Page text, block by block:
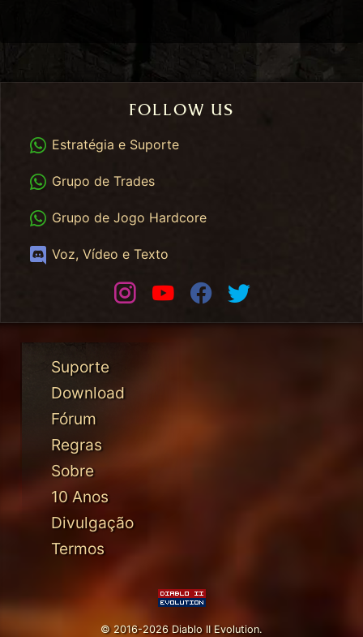
FOLLOW US
WhatsApp
Estratégia e Suporte
WhatsApp Trades
Grupo de Trades
WhatsApp HC
Grupo de Jogo Hardcore
Discord
Voz, Vídeo e Texto
InstagramYoutubeFacebook
Suporte
Download
Fórum
Regras
Sobre
10 Anos
Divulgação
Termos
© 2016-2026 Diablo II Evolution.